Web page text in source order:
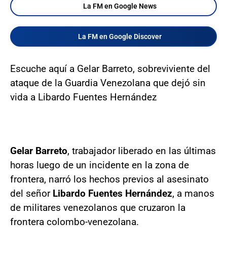
La FM en Google News
La FM en Google Discover
Escuche aquí a Gelar Barreto, sobreviviente del
ataque de la Guardia Venezolana que dejó sin
vida a Libardo Fuentes Hernández
Gelar Barreto, trabajador liberado en las últimas
horas luego de un incidente en la zona de
frontera, narró los hechos previos al asesinato
del señor Libardo Fuentes Hernández, a manos
de militares venezolanos que cruzaron la
frontera colombo-venezolana.